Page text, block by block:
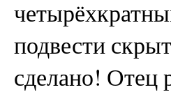
подвести
сделано! Отец